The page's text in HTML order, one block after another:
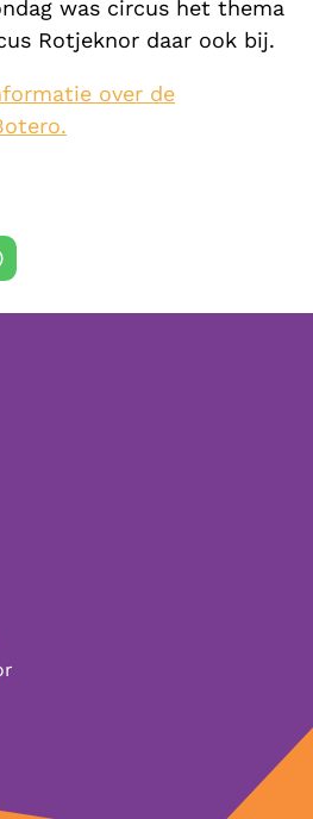
was circus het thema
Rotjeknor daar ook bij.
over de